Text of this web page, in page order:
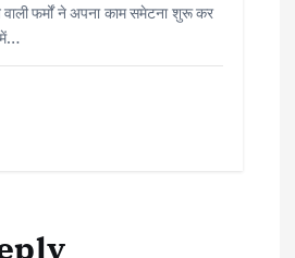
वाली फर्मों ने अपना काम समेटना शुरू कर
में…